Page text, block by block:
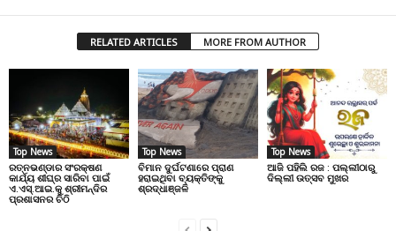
RELATED ARTICLES MORE FROM AUTHOR
Top News
ରତ୍ନଭଣ୍ଡାର ସଂରକ୍ଷଣ
କାର୍ଯ୍ୟ ଶୀଘ୍ର ସାରିବା ପାଇଁ
ଏ.ଏସ୍.ଆଇ.କୁ ଶ୍ରୀମନ୍ଦିର
ପ୍ରଶାସନର ଚିଠି
Top News
ବିମାନ ଦୁର୍ଘଟଣାରେ ପ୍ରାଣ
ହରାଇଥିବା ବ୍ୟକ୍ତିଙ୍କୁ
ଶ୍ରଦ୍ଧାଞ୍ଜଳି
Top News
ଆଜି ପହିଲି ରଜ : ପଲ୍ଲୀଠାରୁ
ଦିଲ୍ଲୀ ଉତ୍ସବ ମୁଖର